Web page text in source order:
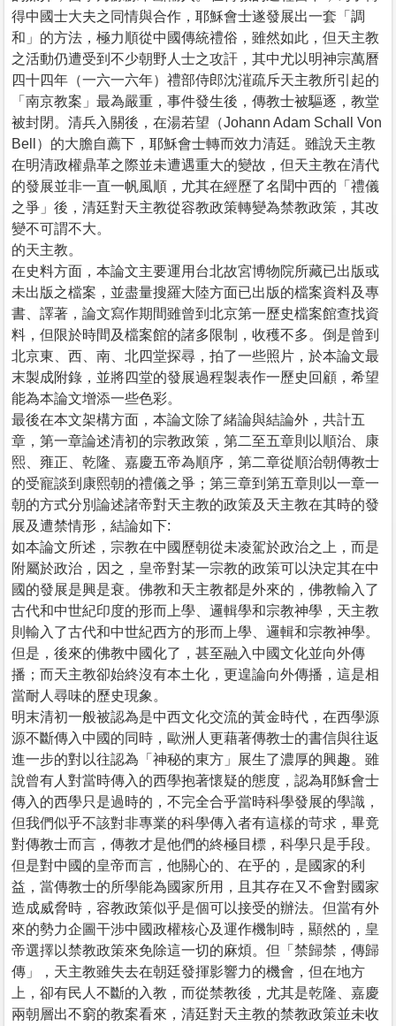
得中國士大夫之同情與合作，耶穌會士遂發展出一套「調
和」的方法，極力順從中國傳統禮俗，雖然如此，但天主教
之活動仍遭受到不少朝野人士之攻訐，其中尤以明神宗萬曆
四十四年（一六一六年）禮部侍郎沈漼疏斥天主教所引起的
「南京教案」最為嚴重，事件發生後，傳教士被驅逐，教堂
被封閉。清兵入關後，在湯若望（Johann Adam Schall Von
Bell）的大膽自薦下，耶穌會士轉而效力清廷。雖說天主教
在明清政權鼎革之際並未遭遇重大的變故，但天主教在清代
的發展並非一直一帆風順，尤其在經歷了名聞中西的「禮儀
之爭」後，清廷對天主教從容教政策轉變為禁教政策，其改
變不可謂不大。
的天主教。
在史料方面，本論文主要運用台北故宮博物院所藏已出版或
未出版之檔案，並盡量搜羅大陸方面已出版的檔案資料及專
書、譯著，論文寫作期間雖曾到北京第一歷史檔案館查找資
料，但限於時間及檔案館的諸多限制，收穫不多。倒是曾到
北京東、西、南、北四堂探尋，拍了一些照片，於本論文最
末製成附錄，並將四堂的發展過程製表作一歷史回顧，希望
能為本論文增添一些色彩。
最後在本文架構方面，本論文除了緒論與結論外，共計五
章，第一章論述清初的宗教政策，第二至五章則以順治、康
熙、雍正、乾隆、嘉慶五帝為順序，第二章從順治朝傳教士
的受寵談到康熙朝的禮儀之爭；第三章到第五章則以一章一
朝的方式分別論述諸帝對天主教的政策及天主教在其時的發
展及遭禁情形，結論如下:
如本論文所述，宗教在中國歷朝從未凌駕於政治之上，而是
附屬於政治，因之，皇帝對某一宗教的政策可以決定其在中
國的發展是興是衰。佛教和天主教都是外來的，佛教輸入了
古代和中世紀印度的形而上學、邏輯學和宗教神學，天主教
則輸入了古代和中世紀西方的形而上學、邏輯和宗教神學。
但是，後來的佛教中國化了，甚至融入中國文化並向外傳
播；而天主教卻始終沒有本土化，更遑論向外傳播，這是相
當耐人尋味的歷史現象。
明末清初一般被認為是中西文化交流的黃金時代，在西學源
源不斷傳入中國的同時，歐洲人更藉著傳教士的書信與往返
進一步的對以往認為「神秘的東方」展生了濃厚的興趣。雖
說曾有人對當時傳入的西學抱著懷疑的態度，認為耶穌會士
傳入的西學只是過時的，不完全合乎當時科學發展的學識，
但我們似乎不該對非專業的科學傳入者有這樣的苛求，畢竟
對傳教士而言，傳教才是他們的終極目標，科學只是手段。
但是對中國的皇帝而言，他關心的、在乎的，是國家的利
益，當傳教士的所學能為國家所用，且其存在又不會對國家
造成威脅時，容教政策似乎是個可以接受的辦法。但當有外
來的勢力企圖干涉中國政權核心及運作機制時，顯然的，皇
帝選擇以禁教政策來免除這一切的麻煩。但「禁歸禁，傳歸
傳」，天主教雖失去在朝廷發揮影響力的機會，但在地方
上，卻有民人不斷的入教，而從禁教後，尤其是乾隆、嘉慶
兩朝層出不窮的教案看來，清廷對天主教的禁教政策並未收